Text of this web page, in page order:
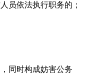
员依法执行职务的；
同时构成妨害公务